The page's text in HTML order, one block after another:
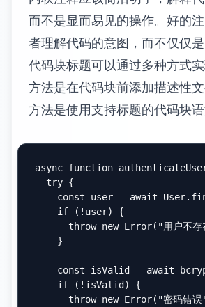
ORDER BY total_spent DESC
自定义语法高亮主题可以让代
文档的整体设计。大多数
持多种预定义主题，也可以通过
定位特定的代码行，也便于在
// 第1行：函数定义
const
data = fetchData
// 第3行：数据获取